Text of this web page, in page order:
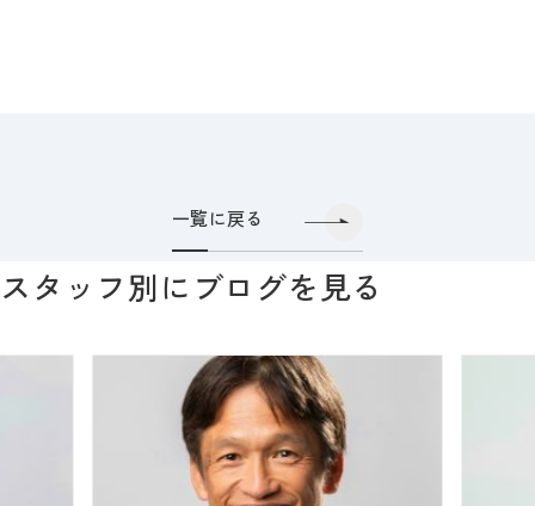
一覧に戻る
スタッフ別にブログを見る